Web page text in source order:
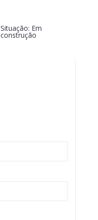
Situação: Em
construção